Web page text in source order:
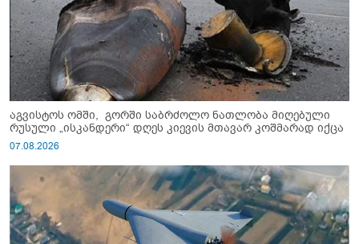
აგვისტოს ომში, გორში საბრძოლო ნათლობა მიღებული
რუსული „ისკანდერი“ დღეს კიევის მთავარ კოშმარად იქცა
07.08.2026